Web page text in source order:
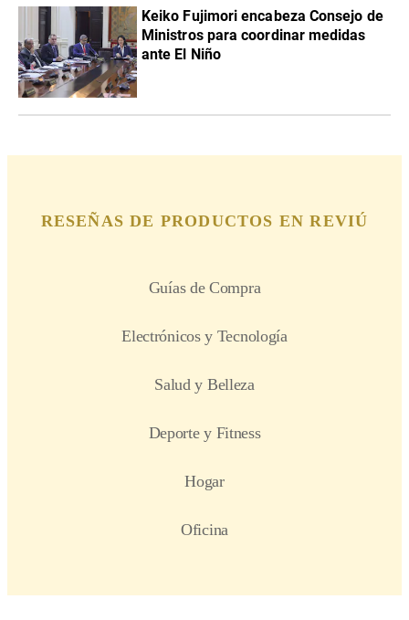
Keiko Fujimori encabeza Consejo de
Ministros para coordinar medidas
ante El Niño